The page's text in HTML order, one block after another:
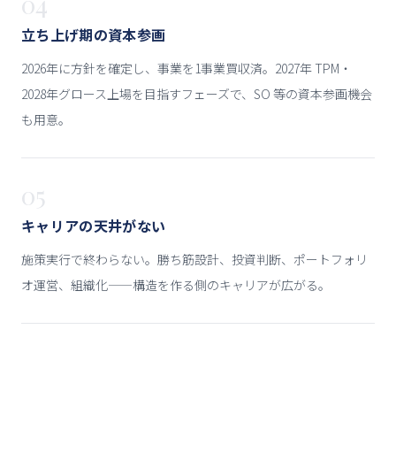
立ち上げ期の資本参画
2026年に方針を確定し、事業を1事業買収済。2027年 TPM・
2028年グロース上場を目指すフェーズで、SO 等の資本参画機会
も用意。
05
キャリアの天井がない
施策実行で終わらない。勝ち筋設計、投資判断、ポートフォリ
オ運営、組織化——構造を作る側のキャリアが広がる。